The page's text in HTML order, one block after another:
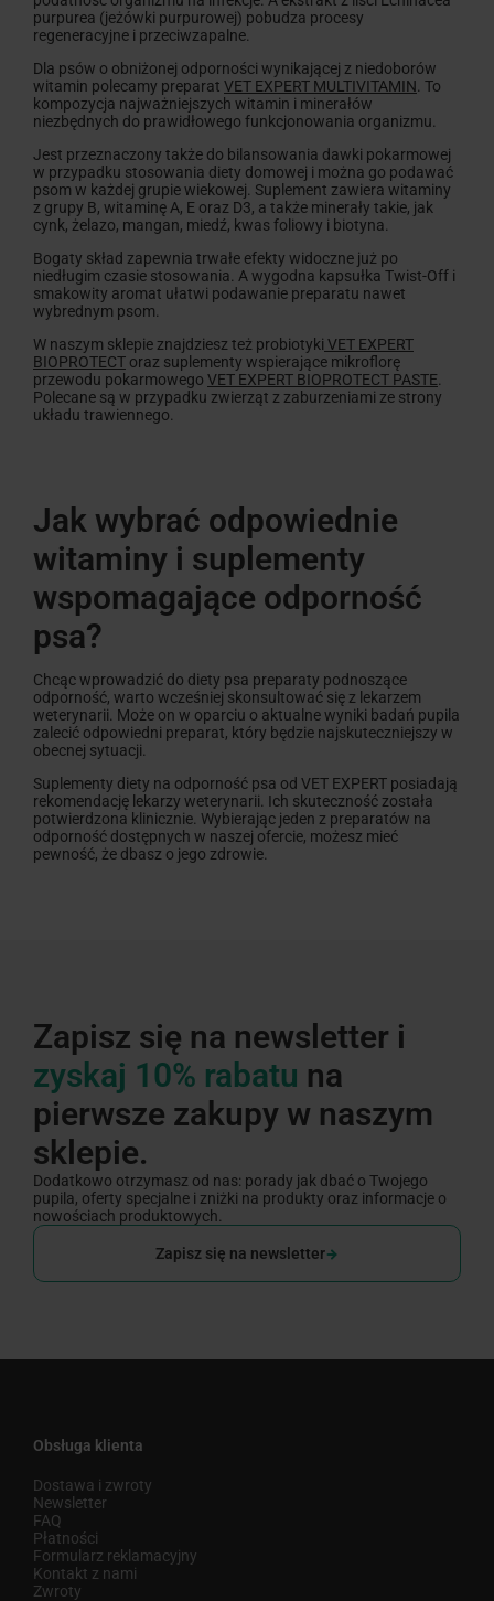
purpurea (jeżówki purpurowej) pobudza procesy
regeneracyjne i przeciwzapalne.
Dla psów o obniżonej odporności wynikającej z niedoborów
witamin polecamy preparat VET EXPERT MULTIVITAMIN . To
kompozycja najważniejszych witamin i minerałów
niezbędnych do prawidłowego funkcjonowania organizmu.
Jest przeznaczony także do bilansowania dawki pokarmowej
w przypadku stosowania diety domowej i można go podawać
psom w każdej grupie wiekowej. Suplement zawiera witaminy
z grupy B, witaminę A, E oraz D3, a także minerały takie, jak
cynk, żelazo, mangan, miedź, kwas foliowy i biotyna.
Bogaty skład zapewnia trwałe efekty widoczne już po
niedługim czasie stosowania. A wygodna kapsułka Twist-Off i
smakowity aromat ułatwi podawanie preparatu nawet
wybrednym psom.
W naszym sklepie znajdziesz też probiotyki VET EXPERT
BIOPROTECT oraz suplementy wspierające mikroflorę
przewodu pokarmowego VET EXPERT BIOPROTECT PASTE
Polecane są w przypadku zwierząt z zaburzeniami ze strony
układu trawiennego.
Jak wybrać odpowiednie
witaminy i suplementy
wspomagające odporność
psa?
Chcąc wprowadzić do diety psa preparaty podnoszące
odporność, warto wcześniej skonsultować się z lekarzem
weterynarii. Może on w oparciu o aktualne wyniki badań pupila
zalecić odpowiedni preparat, który będzie najskuteczniejszy w
obecnej sytuacji.
Suplementy diety na odporność psa od VET EXPERT posiadają
rekomendację lekarzy weterynarii. Ich skuteczność została
potwierdzona klinicznie. Wybierając jeden z preparatów na
odporność dostępnych w naszej ofercie, możesz mieć
pewność, że dbasz o jego zdrowie.
Zapisz się na newsletter i
zyskaj 10% rabatu na
pierwsze zakupy w naszym
sklepie.
Dodatkowo otrzymasz od nas: porady jak dbać o Twojego
pupila, oferty specjalne i zniżki na produkty oraz informacje o
nowościach produktowych.
Zapisz się na newsletter
Obsługa klienta
Dostawa i zwroty
Newsletter
FAQ
Płatności
Formularz reklamacyjny
Kontakt z nami
Zwroty